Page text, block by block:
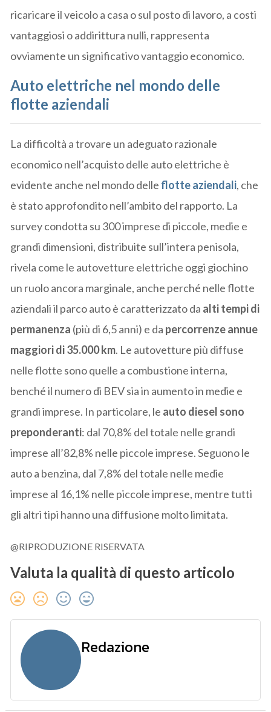
ricaricare il veicolo a casa o sul posto di lavoro, a costi
vantaggiosi o addirittura nulli, rappresenta
ovviamente un significativo vantaggio economico.
Auto elettriche nel mondo delle
flotte aziendali
La difficoltà a trovare un adeguato razionale
economico nell’acquisto delle auto elettriche è
evidente anche nel mondo delle flotte aziendali, che
è stato approfondito nell’ambito del rapporto. La
survey condotta su 300 imprese di piccole, medie e
grandi dimensioni, distribuite sull’intera penisola,
rivela come le autovetture elettriche oggi giochino
un ruolo ancora marginale, anche perché nelle flotte
aziendali il parco auto è caratterizzato da alti tempi di
permanenza (più di 6,5 anni) e da percorrenze annue
maggiori di 35.000 km. Le autovetture più diffuse
nelle flotte sono quelle a combustione interna,
benché il numero di BEV sia in aumento in medie e
grandi imprese. In particolare, le auto diesel sono
preponderanti: dal 70,8% del totale nelle grandi
imprese all’82,8% nelle piccole imprese. Seguono le
auto a benzina, dal 7,8% del totale nelle medie
imprese al 16,1% nelle piccole imprese, mentre tutti
gli altri tipi hanno una diffusione molto limitata.
@RIPRODUZIONE RISERVATA
Valuta la qualità di questo articolo
Redazione